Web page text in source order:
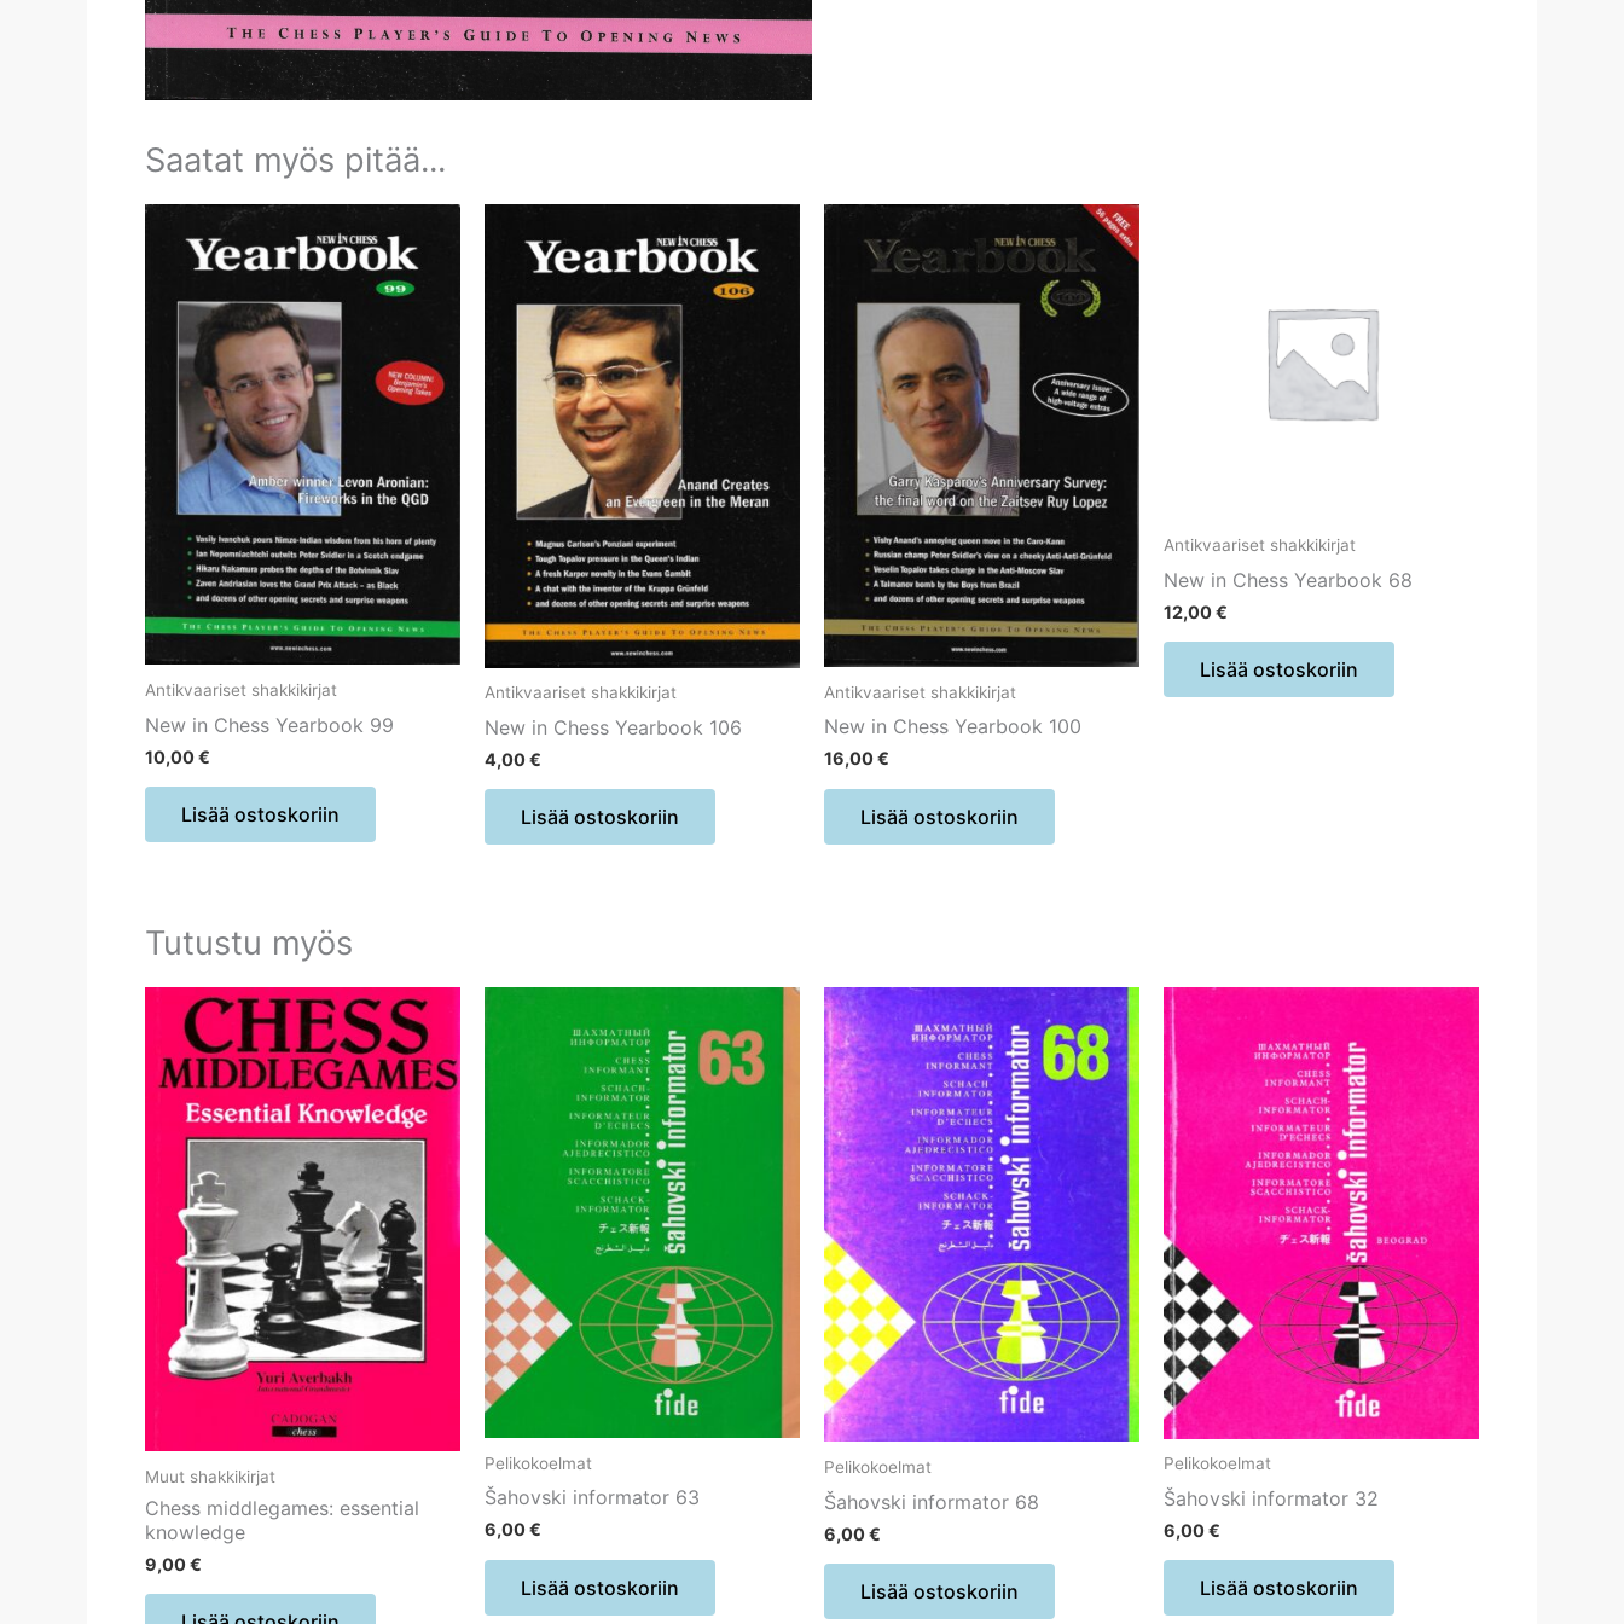
Saatat myös pitää...
Antikvaariset shakkikirjat
New in Chess Yearbook 99
10,00€
Lisää ostoskoriin
Antikvaariset shakkikirjat
New in Chess Yearbook 106
4,00€
Lisää ostoskoriin
Antikvaariset shakkikirjat
New in Chess Yearbook 100
16,00€
Lisää ostoskoriin
Antikvaariset shakkikirjat
New in Chess Yearbook 68
12,00€
Lisää ostoskoriin
Tutustu myös
Muut shakkikirjat
Chess middlegames: essential
knowledge
9,00€
Pelikokoelmat
Šahovski informator 63
6,00€
Lisää ostoskoriin
Pelikokoelmat
Šahovski informator 68
6,00€
Lisää ostoskoriin
Pelikokoelmat
Šahovski informator 32
6,00€
Lisää ostoskoriin